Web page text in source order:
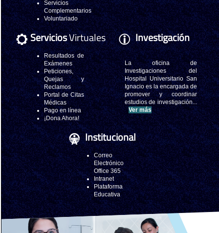
Servicios
Complementarios
Voluntariado
ServiciosVirtuales
Resultados de
Exámenes
Peticiones,
Quejas y
Reclamos
Portal de Citas
Médicas
Pago en línea
¡Dona Ahora!
Investigación
La oficina de
Investigaciones del
Hospital Universitario San
Ignacio es la encargada de
promover y coordinar
estudios de investigación...
Ver más
Institucional
Correo
Electrónico
Office 365
Intranet
Plataforma
Educativa